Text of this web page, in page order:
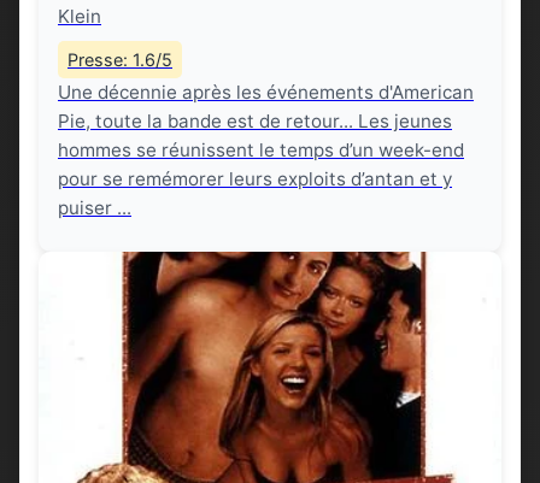
Klein
Presse: 1.6/5
Une décennie après les événements d'American
Pie, toute la bande est de retour... Les jeunes
hommes se réunissent le temps d’un week-end
pour se remémorer leurs exploits d’antan et y
puiser ...